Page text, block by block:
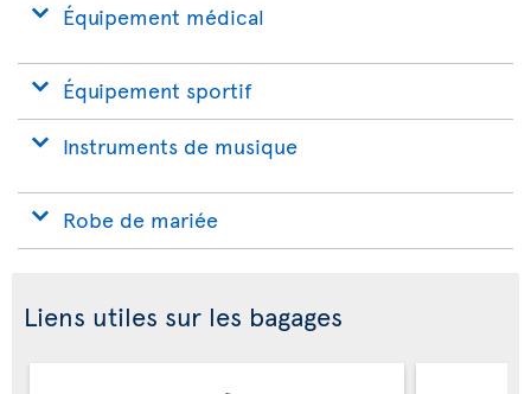
Équipement médical
Équipement sportif
Instruments de musique
Robe de mariée
Liens utiles sur les bagages